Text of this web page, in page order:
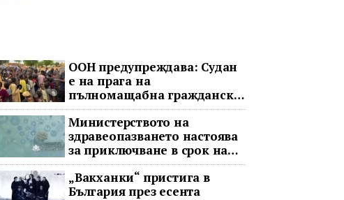
ООН предупреждава: Судан
е на прага на
пълномащабна гражданска
война
Министерството на
здравеопазването настоява
за приключване в срок на
два ключови строителни
проекта
„Вакханки“ пристига в
България през есента